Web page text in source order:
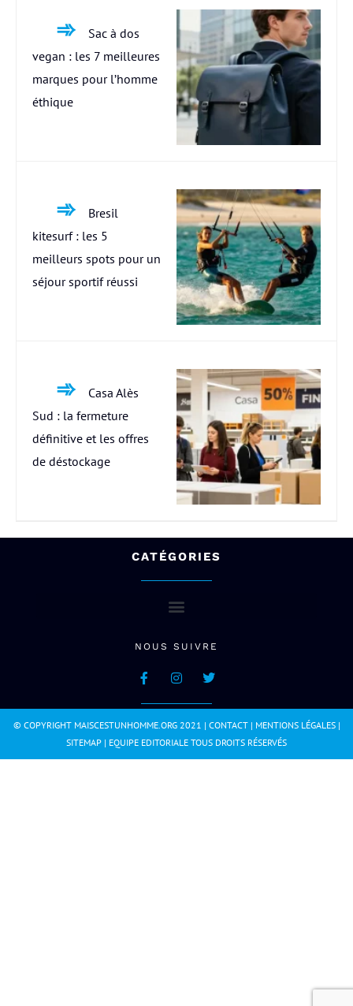
Sac à dos
vegan : les 7 meilleures
marques pour l’homme
éthique
Bresil
kitesurf : les 5
meilleurs spots pour un
séjour sportif réussi
Casa Alès
Sud : la fermeture
définitive et les offres
de déstockage
CATÉGORIES
NOUS SUIVRE
© COPYRIGHT MAISCESTUNHOMME.ORG 2021 | CONTACT| MENTIONS LÉGALES|
SITEMAP | EQUIPE EDITORIALE TOUS DROITS RÉSERVÉS